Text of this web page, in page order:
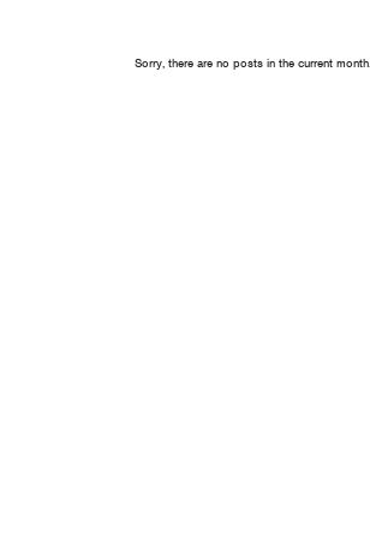
Sorry, there are no posts in the current month.